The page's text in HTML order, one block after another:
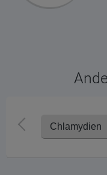
Chlamydien